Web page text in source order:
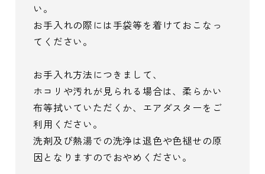
い。
お手入れの際には手袋等を着けておこなっ
てください。
お手入れ方法につきまして、
ホコリや汚れが見られる場合は、柔らかい
布等拭いていただくか、エアダスターをご
利用ください。
洗剤及び熱湯での洗浄は退色や色褪せの原
因となりますのでおやめください。